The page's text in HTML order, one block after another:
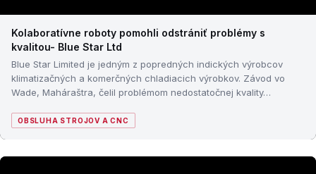
Kolaboratívne roboty pomohli odstrániť problémy s
kvalitou- Blue Star Ltd
Blue Star Limited je jedným z popredných indických výrobcov
klimatizačných a komerčných chladiacich výrobkov. Závod vo
Wade, Maháraštra, čelil problémom nedostatočnej kvality…
OBSLUHA STROJOV A CNC